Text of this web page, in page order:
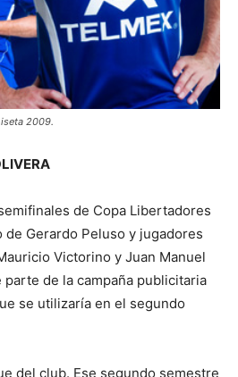
2009.
de Copa Libertadores
de Gerardo Peluso y jugadores
Victorino y Juan Manuel
de la campaña publicitaria
se utilizaría en el segundo
del club. Ese segundo semestre